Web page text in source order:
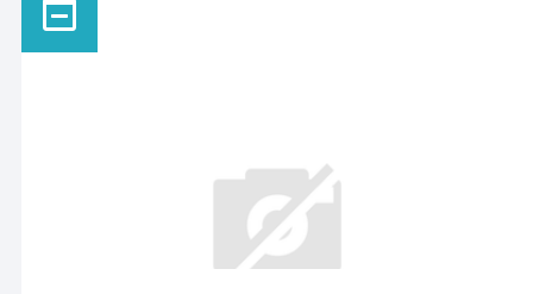
nacisty, následně po osvobození pak před
znárodněním. V roce 2014 se tyto předměty dostaly